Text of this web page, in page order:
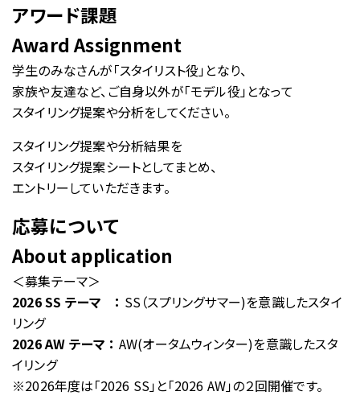
アワード課題
Award Assignment
学生のみなさんが「スタイリスト役」となり、
家族や友達など、ご自身以外が「モデル役」となって
スタイリング提案や分析をしてください。
スタイリング提案や分析結果を
スタイリング提案シートとしてまとめ、
エントリーしていただきます。
応募について
About application
＜募集テーマ＞
2026 SS テーマ ： SS（スプリングサマー)を意識したスタイ
リング
2026 AW テーマ ： AW(オータムウィンター)を意識したスタ
イリング
※2026年度は「2026 SS」と「2026 AW」の２回開催です。